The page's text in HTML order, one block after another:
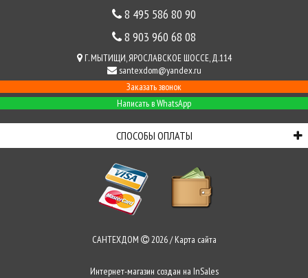
8 495 586 80 90
8 903 960 68 08
Г. МЫТИЩИ, ЯРОСЛАВСКОЕ ШОССЕ, Д.114
santexdom@yandex.ru
Заказать звонок
Написать в WhatsApp
СПОСОБЫ ОПЛАТЫ
САНТЕХДОМ 2026 /Карта сайта
Интернет-магазин создан на InSales